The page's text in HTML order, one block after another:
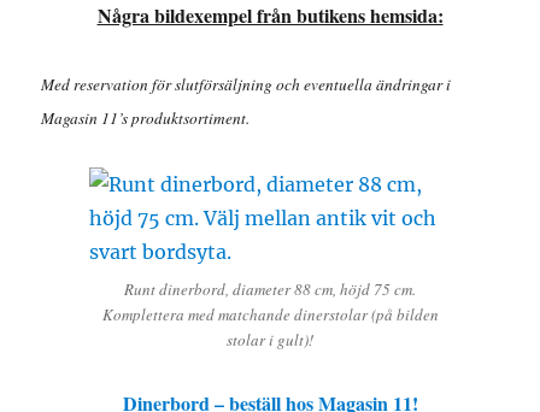
Några bildexempel från butikens hemsida:
Med reservation för slutförsäljning och eventuella ändringar i
Magasin 11’s produktsortiment.
Runt dinerbord, diameter 88 cm, höjd 75 cm.
Komplettera med matchande dinerstolar (på bilden
stolar i gult)!
Dinerbord – beställ hos Magasin 11!